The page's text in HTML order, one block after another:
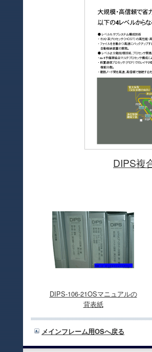
DIPS複
DIPS-106-21OSマニュアルの
背表紙
メインフレーム用OSへ戻る